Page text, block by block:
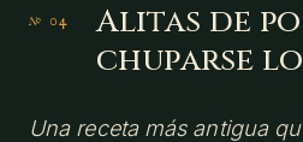
Alitas de
chuparse
Una receta más antigua